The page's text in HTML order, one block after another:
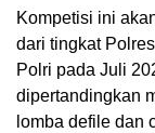
Kompetisi ini
dari tingkat
Polri pada Juli
dipertandingkan
lomba defile dan